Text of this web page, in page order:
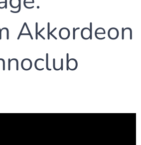
Akkordeon